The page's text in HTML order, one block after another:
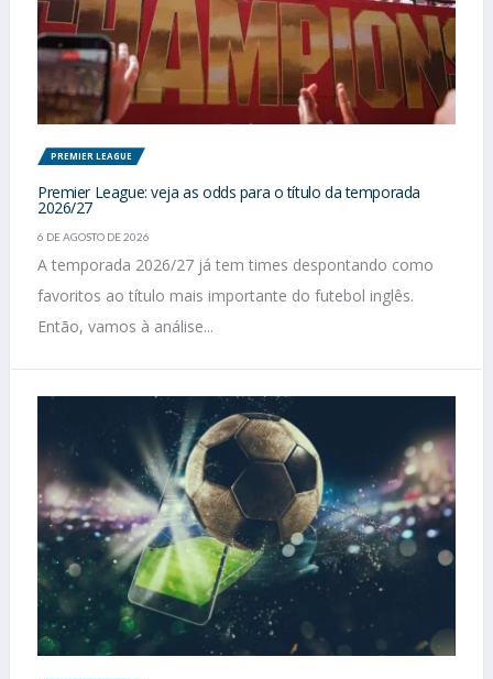
PREMIER LEAGUE
Premier League: veja as odds para o título da temporada
2026/27
6 DE AGOSTO DE 2026
A temporada 2026/27 já tem times despontando como
favoritos ao título mais importante do futebol inglês.
Então, vamos à análise...